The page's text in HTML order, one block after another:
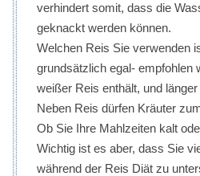
verhindert somit, dass die
geknackt werden können.
Welchen Reis Sie verwenden
grundsätzlich egal- empfohlen
weißer Reis enthält, und
Neben Reis dürfen Kräuter
Ob Sie Ihre Mahlzeiten kalt
Wichtig ist es aber, dass Sie
während der Reis Diät zu